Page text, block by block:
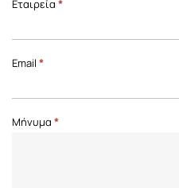
Επικοινωνία
Page
Εταιρεία *
Email *
Μήνυμα *